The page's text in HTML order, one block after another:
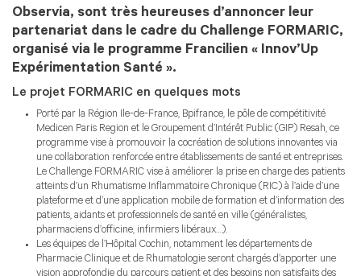
Observia, sont très heureuses d’annoncer leur
partenariat dans le cadre du Challenge FORMARIC,
organisé via le programme Francilien « Innov’Up
Expérimentation Santé ».
Le projet FORMARIC en quelques mots
Porté par la Région Ile-de-France, Bpifrance, le pôle de compétitivité
Medicen Paris Region et le Groupement d’Intérêt Public (GIP) Resah, ce
programme vise à promouvoir la cocréation de solutions innovantes via
une collaboration renforcée entre établissements de santé et entreprises.
Le Challenge FORMARIC vise à améliorer la prise en charge des patients
atteints d’un Rhumatisme Inflammatoire Chronique (RIC) à l’aide d’une
plateforme et d’une application mobile de formation et d’information des
patients, aidants et professionnels de santé en ville (généralistes,
pharmaciens d’officine, infirmiers libéraux…).
Les équipes de l’Hôpital Cochin, notamment les départements de
Pharmacie Clinique et de Rhumatologie seront chargés d’apporter une